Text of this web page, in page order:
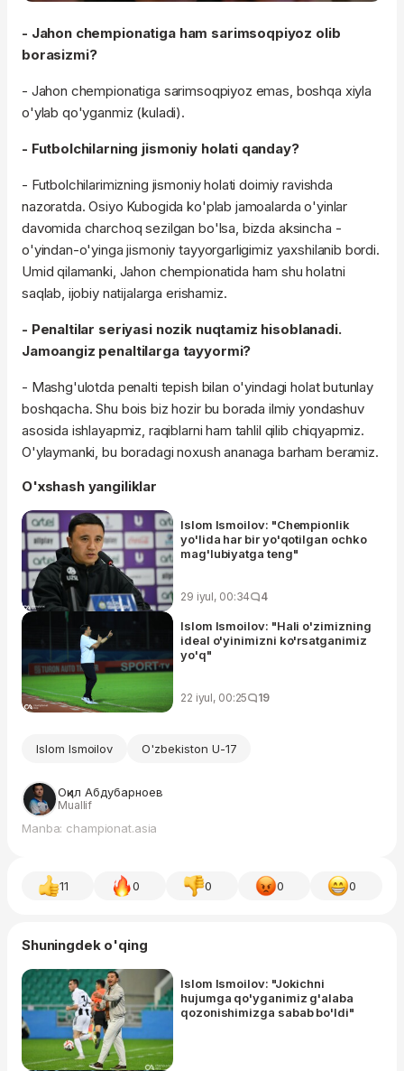
- Jahon chempionatiga ham sarimsoqpiyoz olib
borasizmi?
- Jahon chempionatiga sarimsoqpiyoz emas, boshqa xiyla
o'ylab qo'yganmiz (kuladi).
- Futbolchilarning jismoniy holati qanday?
- Futbolchilarimizning jismoniy holati doimiy ravishda
nazoratda. Osiyo Kubogida ko'plab jamoalarda o'yinlar
davomida charchoq sezilgan bo'lsa, bizda aksincha -
o'yindan-o'yinga jismoniy tayyorgarligimiz yaxshilanib bordi.
Umid qilamanki, Jahon chempionatida ham shu holatni
saqlab, ijobiy natijalarga erishamiz.
- Penaltilar seriyasi nozik nuqtamiz hisoblanadi.
Jamoangiz penaltilarga tayyormi?
- Mashg'ulotda penalti tepish bilan o'yindagi holat butunlay
boshqacha. Shu bois biz hozir bu borada ilmiy yondashuv
asosida ishlayapmiz, raqiblarni ham tahlil qilib chiqyapmiz.
O'ylaymanki, bu boradagi noxush ananaga barham beramiz.
O'xshash yangiliklar
Islom Ismoilov: "Chempionlik
yo'lida har bir yo'qotilgan ochko
mag'lubiyatga teng"
29 iyul, 00:34 4
Islom Ismoilov: "Hali o'zimizning
ideal o'yinimizni ko'rsatganimiz
yo'q"
22 iyul, 00:25 19
Islom Ismoilov O'zbekiston U-17
Оқил Абдубарноев
Muallif
Manba: championat.asia
11 0 0 0 0
Shuningdek o'qing
Islom Ismoilov: "Jokichni
hujumga qo'yganimiz g'alaba
qozonishimizga sabab bo'ldi"